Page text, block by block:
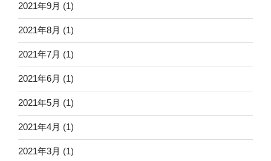
2021年9月 (1)
2021年8月 (1)
2021年7月 (1)
2021年6月 (1)
2021年5月 (1)
2021年4月 (1)
2021年3月 (1)